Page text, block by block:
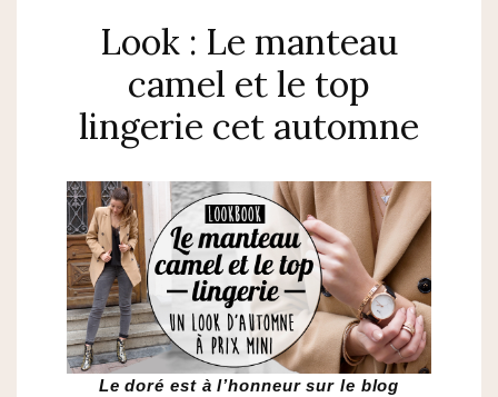
Look : Le manteau
camel et le top
lingerie cet automne
Le doré est à l’honneur sur le blog